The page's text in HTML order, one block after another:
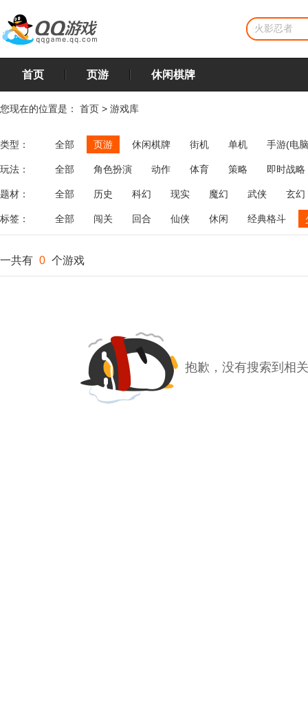
首页 页游 休闲棋牌
您现在的位置是： 首页 > 游戏库
类型： 全部 页游 休闲棋牌 街机 单机 手游(电
玩法： 全部 角色扮演 动作 体育 策略
即时战略
飞行
恋爱 第三人称射击 棋类 牌类 麻将
题材： 全部 历史 科幻 现实 魔幻 武侠 玄幻
标签： 全部 闯关 回合 仙侠 休闲 经典格斗
一共有 0 个游戏
抱歉，没有搜索到相